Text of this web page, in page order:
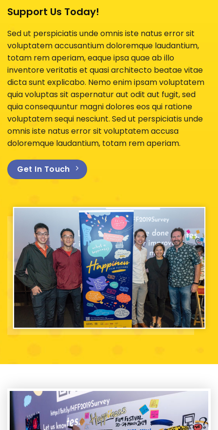
Support Us Today!
Sed ut perspiciatis unde omnis iste natus error sit
voluptatem accusantium doloremque laudantium,
totam rem aperiam, eaque ipsa quae ab illo
inventore veritatis et quasi architecto beatae vitae
dicta sunt explicabo. Nemo enim ipsam voluptatem
quia voluptas sit aspernatur aut odit aut fugit, sed
quia consequuntur magni dolores eos qui ratione
voluptatem sequi nesciunt. Sed ut perspiciatis unde
omnis iste natus error sit voluptatem accusa
doloremque laudantium, totam rem aperiam.
Get In Touch